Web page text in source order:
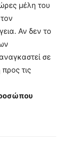
μέλη του
Αν δεν το
σε
τις